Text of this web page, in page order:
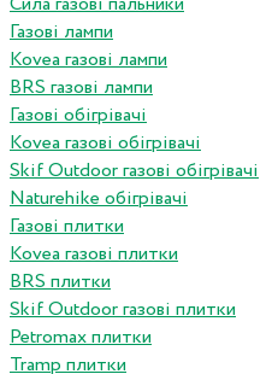
Газові лампи
Kovea газові лампи
BRS газові лампи
Газові обігрівачі
Kovea газові обігрівачі
Skif Outdoor газові обігрівачі
Naturehike обігрівачі
Газові плитки
Kovea газові плитки
BRS плитки
Skif Outdoor газові плитки
Petromax плитки
Tramp плитки